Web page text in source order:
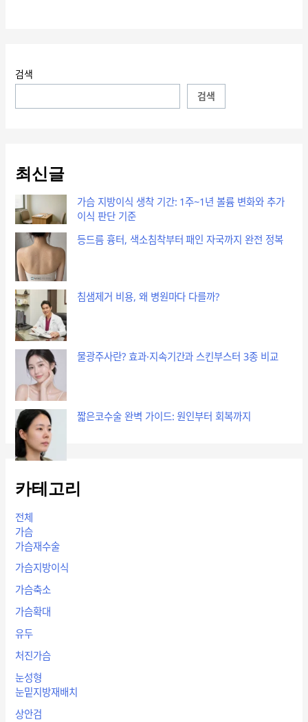
높
기
택
검색
검색
최신글
가슴 지방이식 생착 기간: 1주~1년 볼륨 변화와 추가
이식 판단 기준
등드름 흉터, 색소침착부터 패인 자국까지 완전 정복
침샘제거 비용, 왜 병원마다 다를까?
물광주사란? 효과·지속기간과 스킨부스터 3종 비교
짧은코수술 완벽 가이드: 원인부터 회복까지
카테고리
전체
가슴
가슴재수술
가슴지방이식
가슴축소
가슴확대
유두
처진가슴
눈성형
눈밑지방재배치
상안검